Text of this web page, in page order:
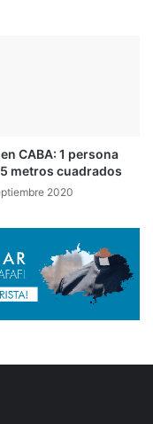
CABA: 1 persona
metros cuadrados
2020